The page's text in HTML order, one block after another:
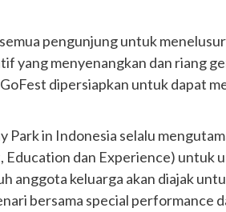
pengunjung untuk
yang menyenangkan dan riang
dipersiapkan untuk dapat
Park in Indonesia selalu
dan Experience) untuk
anggota keluarga akan diajak
bersama special performance